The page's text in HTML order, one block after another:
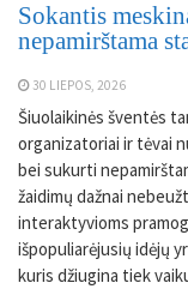
Sokantis
nepamirštama
30 LIEPOS, 2026
Šiuolaikinės šventės
organizatoriai ir tėvai
bei sukurti
žaidimų dažnai
interaktyvioms
išpopuliarėjusių idėjų
kuris džiugina tiek